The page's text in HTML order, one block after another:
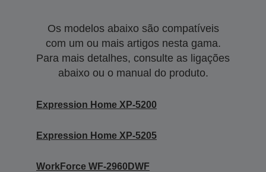
Os modelos abaixo são compatíveis
com um ou mais artigos nesta gama.
Para mais detalhes, consulte as ligações
abaixo ou o manual do produto.
Expression Home XP-5200
Expression Home XP-5205
WorkForce WF-2960DWF